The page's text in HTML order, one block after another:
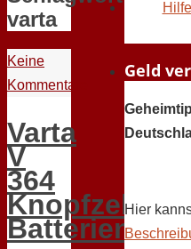
varta
Keine
Kommentare
Varta
V
364
Knopfzellen-
Batterien
Geld
Hier